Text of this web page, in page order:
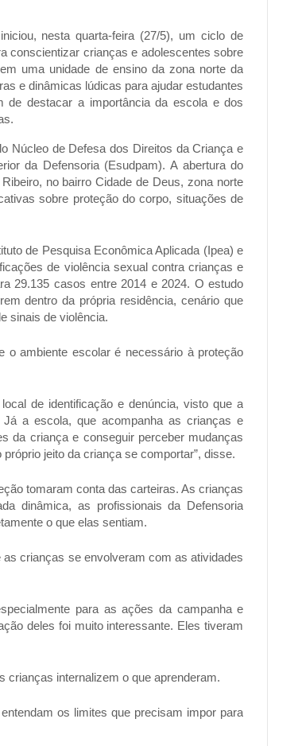
nesta quarta-feira (27/5), um ciclo de
conscientizar crianças e adolescentes sobre
uma unidade de ensino da zona norte da
e dinâmicas lúdicas para ajudar estudantes
destacar a importância da escola e dos
Núcleo de Defesa dos Direitos da Criança e
da Defensoria (Esudpam). A abertura do
no bairro Cidade de Deus, zona norte
sobre proteção do corpo, situações de
de Pesquisa Econômica Aplicada (Ipea) e
de violência sexual contra crianças e
29.135 casos entre 2014 e 2024. O estudo
dentro da própria residência, cenário que
sinais de violência.
o ambiente escolar é necessário à proteção
de identificação e denúncia, visto que a
a escola, que acompanha as crianças e
da criança e conseguir perceber mudanças
jeito da criança se comportar”, disse.
tomaram conta das carteiras. As crianças
dinâmica, as profissionais da Defensoria
o que elas sentiam.
crianças se envolveram com as atividades
para as ações da campanha e
deles foi muito interessante. Eles tiveram
crianças internalizem o que aprenderam.
os limites que precisam impor para